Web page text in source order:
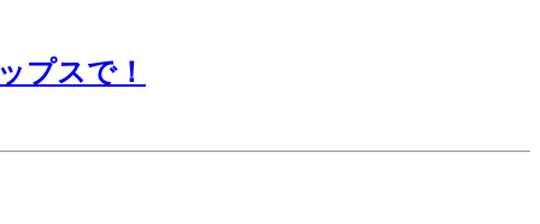
プスで！